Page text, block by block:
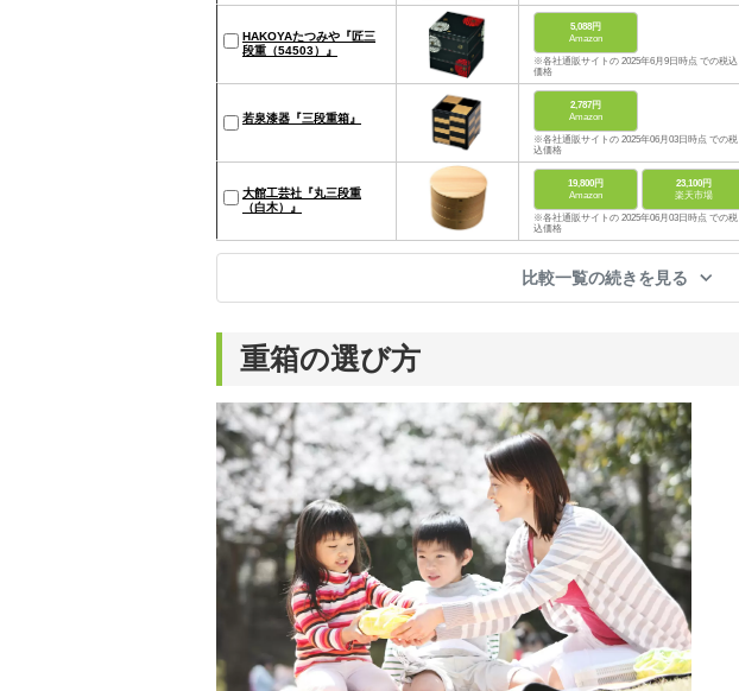
HAKOYAたつみや『匠三
段重（54503）』
5,088円
Amazon
※各社通販サイトの 2025年6月9日時点 での税込
価格
若泉漆器『三段重箱』
2,787円
Amazon
※各社通販サイトの 2025年06月03日時点 での税
込価格
大館工芸社『丸三段重
（白木）』
19,800円
Amazon
23,100円
楽天市場
※各社通販サイトの 2025年06月03日時点 での税
込価格
比較一覧の続きを見る
重箱の選び方